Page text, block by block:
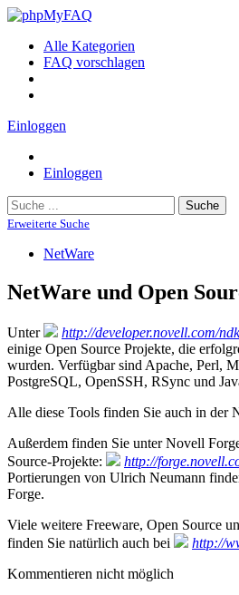
Alle Kategorien
FAQ vorschlagen
Einloggen
Einloggen
Suche
Erweiterte Suche
NetWare
NetWare und Open
Unter http://developer.novell.com/
einige Open Source Projekte, die
wurden. Verfügbar sind Apache, Perl,
PostgreSQL, OpenSSH, RSync und
Alle diese Tools finden Sie auch in der
Außerdem finden Sie unter Novell
Source-Projekte:
http://
Portierungen von Ulrich Neumann
Forge.
Viele weitere Freeware, Open Source
finden Sie natürlich auch bei
http://
Kommentieren nicht möglich